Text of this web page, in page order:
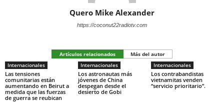
Quero Mike Alexander
https://coconut22radiotv.com
Artículos relacionados
Más del autor
Internacionales
Las tensiones
comunitarias están
aumentando en Beirut a
medida que las fuerzas
de guerra se reubican
Internacionales
Los astronautas más
jóvenes de China
despegan desde el
desierto de Gobi
Internacionales
Los contrabandistas
vietnamitas venden
“servicio prioritario”.